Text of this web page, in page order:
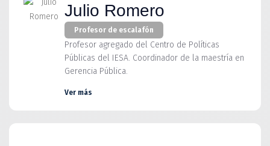
Julio Romero
Profesor de escalafón
Profesor agregado del Centro de Políticas
Públicas del IESA. Coordinador de la maestría en
Gerencia Pública.
Ver más